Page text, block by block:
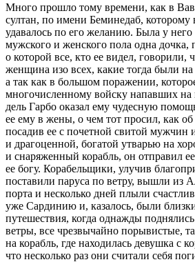
Много прошло тому времени, как в
султан, по имени Беминедаб, которому
удавалось по его желанию. Была у него
мужского и женского пола одна дочка,
о которой все, кто ее видел, говорили,
женщина изо всех, какие тогда были на
а так как в большом поражении,
многочисленному войску напавших на
дель Гарбо оказал ему чудесную
ее ему в жены, о чем тот просил, как
посадив ее с почетной свитой
и драгоценной, богатой утварью на
и снаряженный корабль, он отправил
ее богу. Корабельщики, улучив
поставили паруса по ветру, вышли из
порта и несколько дней плыли
уже Сардинию и, казалось, были
путешествия, когда однажды
ветры, все чрезвычайно порывистые,
на корабль, где находилась девушка с
что несколько раз они считали себя